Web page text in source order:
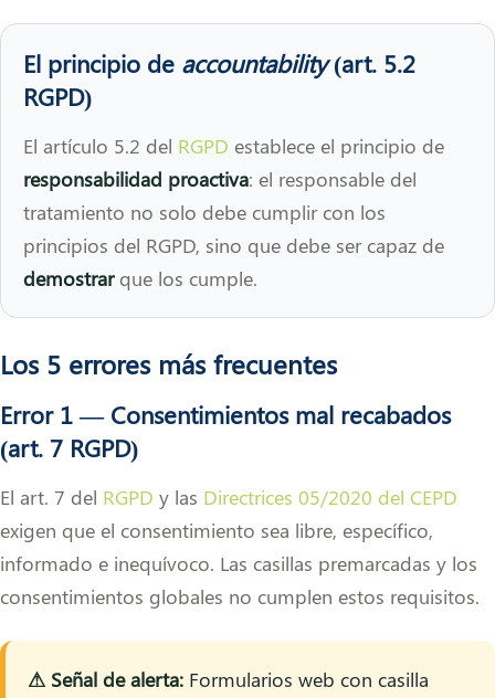
El principio de accountability(art. 5.2
RGPD)
El artículo 5.2 del RGPD establece el principio de
responsabilidad proactiva: el responsable del
tratamiento no solo debe cumplir con los
principios del RGPD, sino que debe ser capaz de
demostrarque los cumple.
Los 5 errores más frecuentes
Error 1 — Consentimientos mal recabados
(art. 7 RGPD)
El art. 7 del RGPD y las Directrices 05/2020 del CEPD
exigen que el consentimiento sea libre, específico,
informado e inequívoco. Las casillas premarcadas y los
consentimientos globales no cumplen estos requisitos.
⚠ Señal de alerta: Formularios web con casilla